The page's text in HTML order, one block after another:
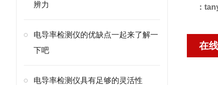
辨力
电导率检测仪的优缺点一起来了解一
下吧
电导率检测仪具有足够的灵活性
：
在